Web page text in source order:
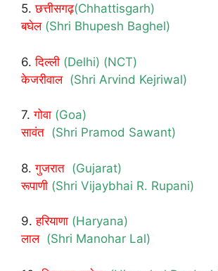
5. छत्तीसगढ़
बघेल (Shri Bhupesh Baghel)
6. दिल्ली (Delhi) (NCT)
केजरीवाल (Shri Arvind Kejriwal)
7. गोवा
सावंत (Shri Pramod Sawant)
8. गुजरात (Gujarat)
रूपाणी (Shri Vijaybhai R. Rupani)
9.हरियाणा (Haryana)
लाल (Shri Manohar Lal)